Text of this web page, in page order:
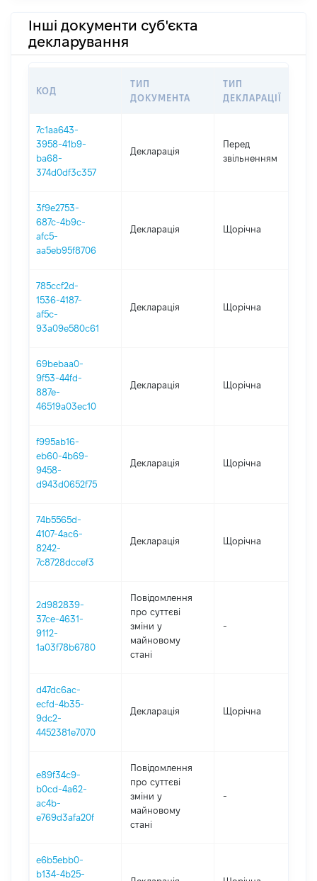
Інші документи суб'єкта
декларування
КОД
ТИП
ДОКУМЕНТА
ТИП
ДЕКЛАРАЦІЇ
7c1aa643-
3958-41b9-
ba68-
374d0df3c357
Декларація
Перед
звільненням
3f9e2753-
687c-4b9c-
afc5-
aa5eb95f8706
Декларація Щорічна
785ccf2d-
1536-4187-
af5c-
93a09e580c61
Декларація Щорічна
69bebaa0-
9f53-44fd-
887e-
46519a03ec10
Декларація Щорічна
f995ab16-
eb60-4b69-
9458-
d943d0652f75
Декларація Щорічна
74b5565d-
4107-4ac6-
8242-
7c8728dccef3
Декларація Щорічна
2d982839-
37ce-4631-
9112-
1a03f78b6780
Повідомлення
про суттєві
зміни y
майновому
стані
-
d47dc6ac-
ecfd-4b35-
9dc2-
4452381e7070
Декларація Щорічна
e89f34c9-
b0cd-4a62-
ac4b-
e769d3afa20f
Повідомлення
про суттєві
зміни y
майновому
стані
-
e6b5ebb0-
b134-4b25-